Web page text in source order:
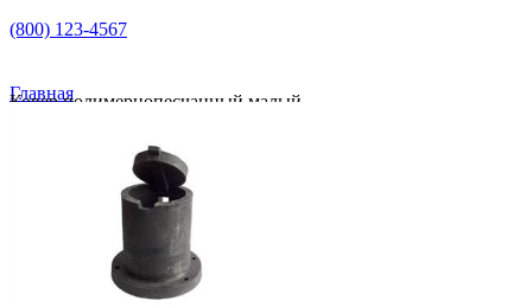
(800) 123-4567
Главная
Ковер полимернопесчанный малый